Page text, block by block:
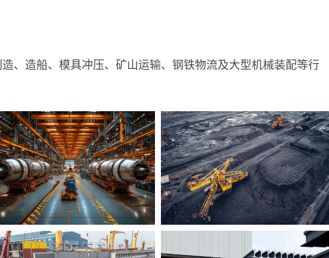
、造船、模具冲压、矿山运输、钢铁物流及大型机械装配等行